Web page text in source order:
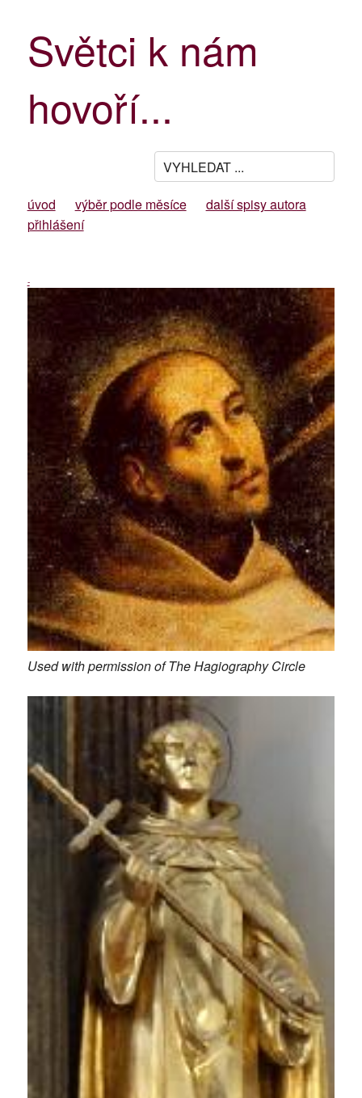
Světci k nám
hovoří...
úvod výběr podle měsíce
další spisy autora
přihlášení
-
Used with permission of The Hagiography Circle